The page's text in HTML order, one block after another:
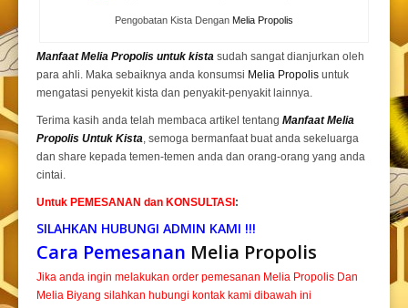
Pengobatan Kista Dengan Melia Propolis
Manfaat Melia Propolis untuk kista sudah sangat dianjurkan oleh
para ahli. Maka sebaiknya anda konsumsi Melia Propolis untuk
mengatasi penyekit kista dan penyakit-penyakit lainnya.
Terima kasih anda telah membaca artikel tentang Manfaat Melia
Propolis Untuk Kista , semoga bermanfaat buat anda sekeluarga
dan share kepada temen-temen anda dan orang-orang yang anda
cintai.
Untuk PEMESANAN dan KONSULTASI:
SILAHKAN HUBUNGI ADMIN KAMI !!!
Cara Pemesanan Melia Propolis
Jika anda ingin melakukan order pemesanan Melia Propolis Dan
Melia Biyang silahkan hubungi kontak kami dibawah ini